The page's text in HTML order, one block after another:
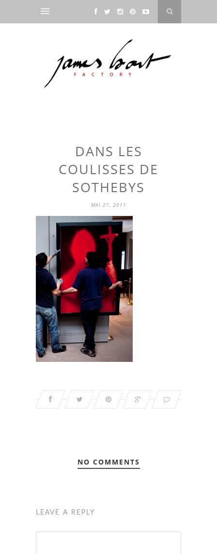
DANS LES
COULISSES DE
SOTHEBYS
MAI 27, 2011
NO COMMENTS
LEAVE A REPLY